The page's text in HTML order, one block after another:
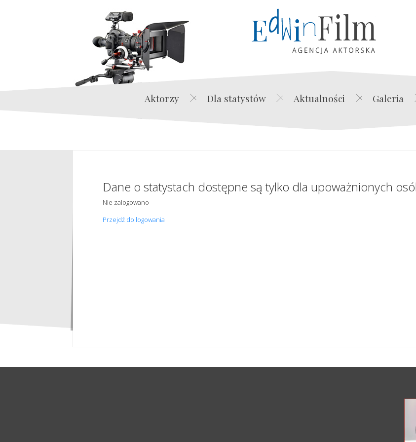
Edwin Film
Aktorzy Dla statystów Aktualności Galeria
Dane o statystach dostępne są tylko dla upoważnionych
Nie zalogowano
Przejdź do logowania